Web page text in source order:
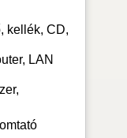
kellék, CD,
LAN